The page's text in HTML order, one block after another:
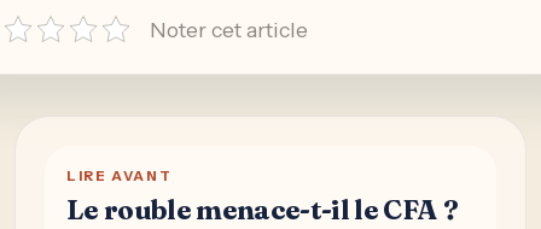
Noter cet article
LIRE AVANT
Le rouble menace-t-il le CFA ?